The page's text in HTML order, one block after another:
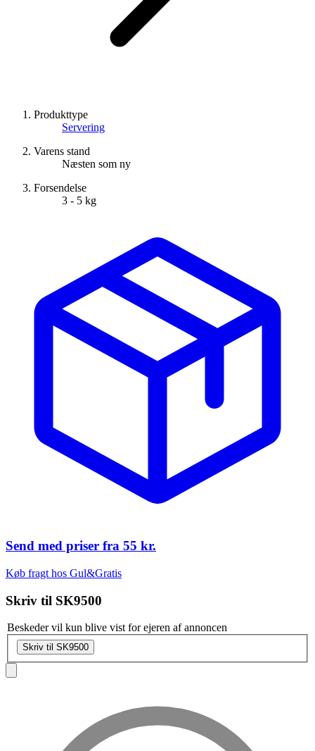
Produkttype
Servering
Varens stand
Næsten som ny
Forsendelse
3 - 5 kg
Send med priser fra 55 kr.
Køb fragt hos Gul&Gratis
Skriv til SK9500
Beskeder vil kun blive vist for ejeren af annoncen
Skriv til SK9500